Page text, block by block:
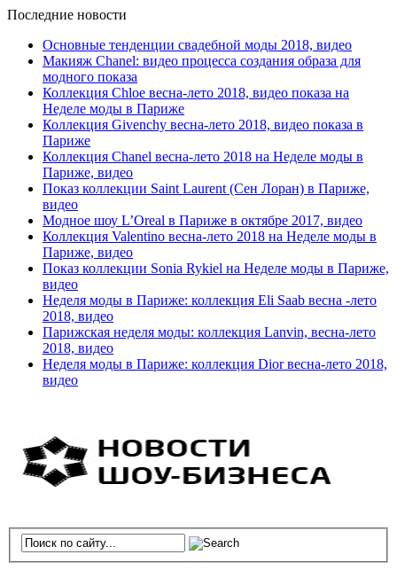
Последние новости
Основные тенденции свадебной моды 2018, видео
Макияж Chanel: видео процесса создания образа для
модного показа
Коллекция Chloe весна-лето 2018, видео показа на
Неделе моды в Париже
Коллекция Givenchy весна-лето 2018, видео показа в
Париже
Коллекция Chanel весна-лето 2018 на Неделе моды в
Париже, видео
Показ коллекции Saint Laurent (Сен Лоран) в Париже,
видео
Модное шоу L’Oreal в Париже в октябре 2017, видео
Коллекция Valentino весна-лето 2018 на Неделе моды в
Париже, видео
Показ коллекции Sonia Rykiel на Неделе моды в Париже,
видео
Неделя моды в Париже: коллекция Eli Saab весна -лето
2018, видео
Парижская неделя моды: коллекция Lanvin, весна-лето
2018, видео
Неделя моды в Париже: коллекция Dior весна-лето 2018,
видео